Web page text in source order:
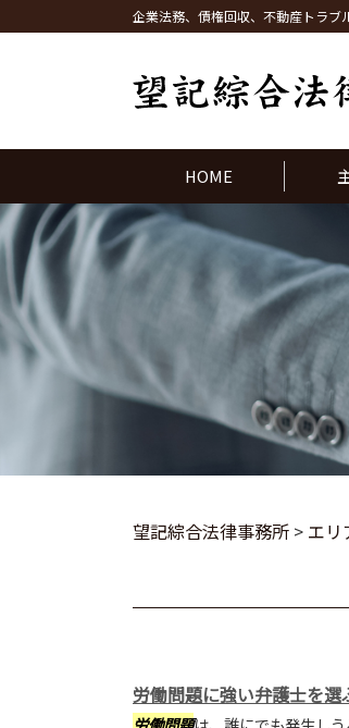
企業法務、債権回収、不動産トラブ
HOME
望記綜合法律事務所 > エリ
労働問題に強い弁護士を選